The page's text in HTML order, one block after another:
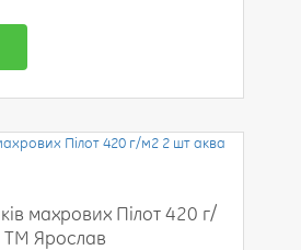
махрових Пілот 420 г/
ТМ Ярослав